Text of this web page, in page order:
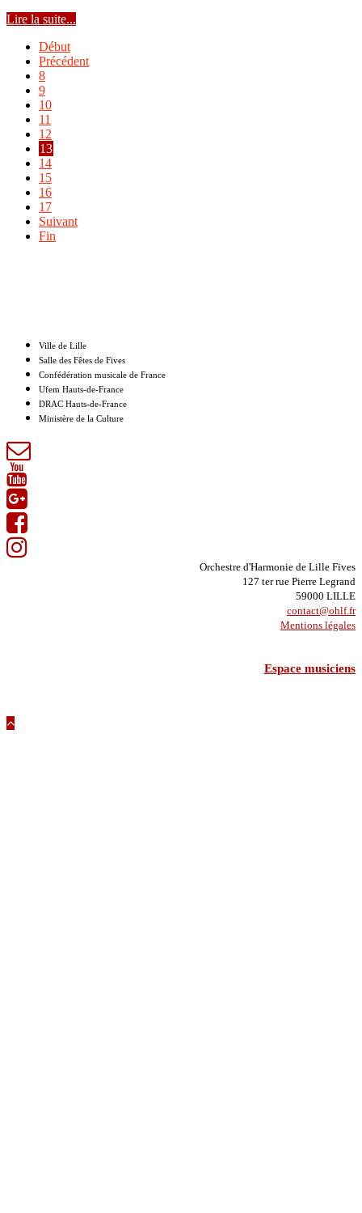
Lire la suite...
Début
Précédent
8
9
10
11
12
13
14
15
16
17
Suivant
Fin
Ville de Lille
Salle des Fêtes de Fives
Confédération musicale de France
Ufem Hauts-de-France
DRAC Hauts-de-France
Ministère de la Culture
Orchestre d'Harmonie de Lille Fives
127 ter rue Pierre Legrand
59000 LILLE
contact@ohlf.fr
Mentions légales
Espace musiciens